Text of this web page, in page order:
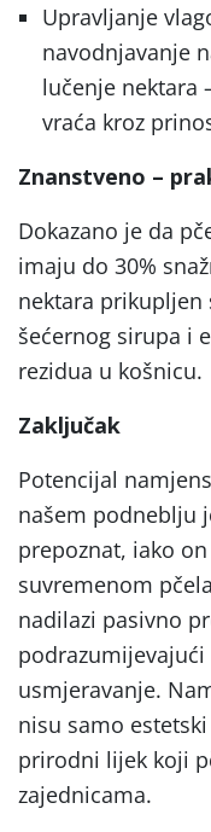
Upravljanje
navodnjavanje
lučenje nektara
vraća kroz
Znanstveno –
Dokazano je da
imaju do 30%
nektara prikupljen
šećernog sirupa i
rezidua u košnicu.
Zaključak
Potencijal
našem podneblju
prepoznat, iako
suvremenom
nadilazi pasivno
usmjeravanje.
nisu samo
prirodni lijek koji
zajednicama.